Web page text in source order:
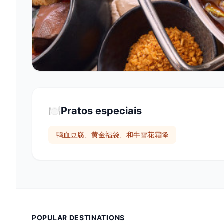
🍽️Pratos especiais
鸭血豆腐、黄金福袋、和牛雪花霜降
POPULAR DESTINATIONS